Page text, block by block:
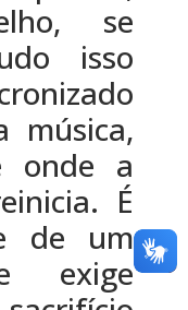
se
isso
música,
onde a
É
de um
exige